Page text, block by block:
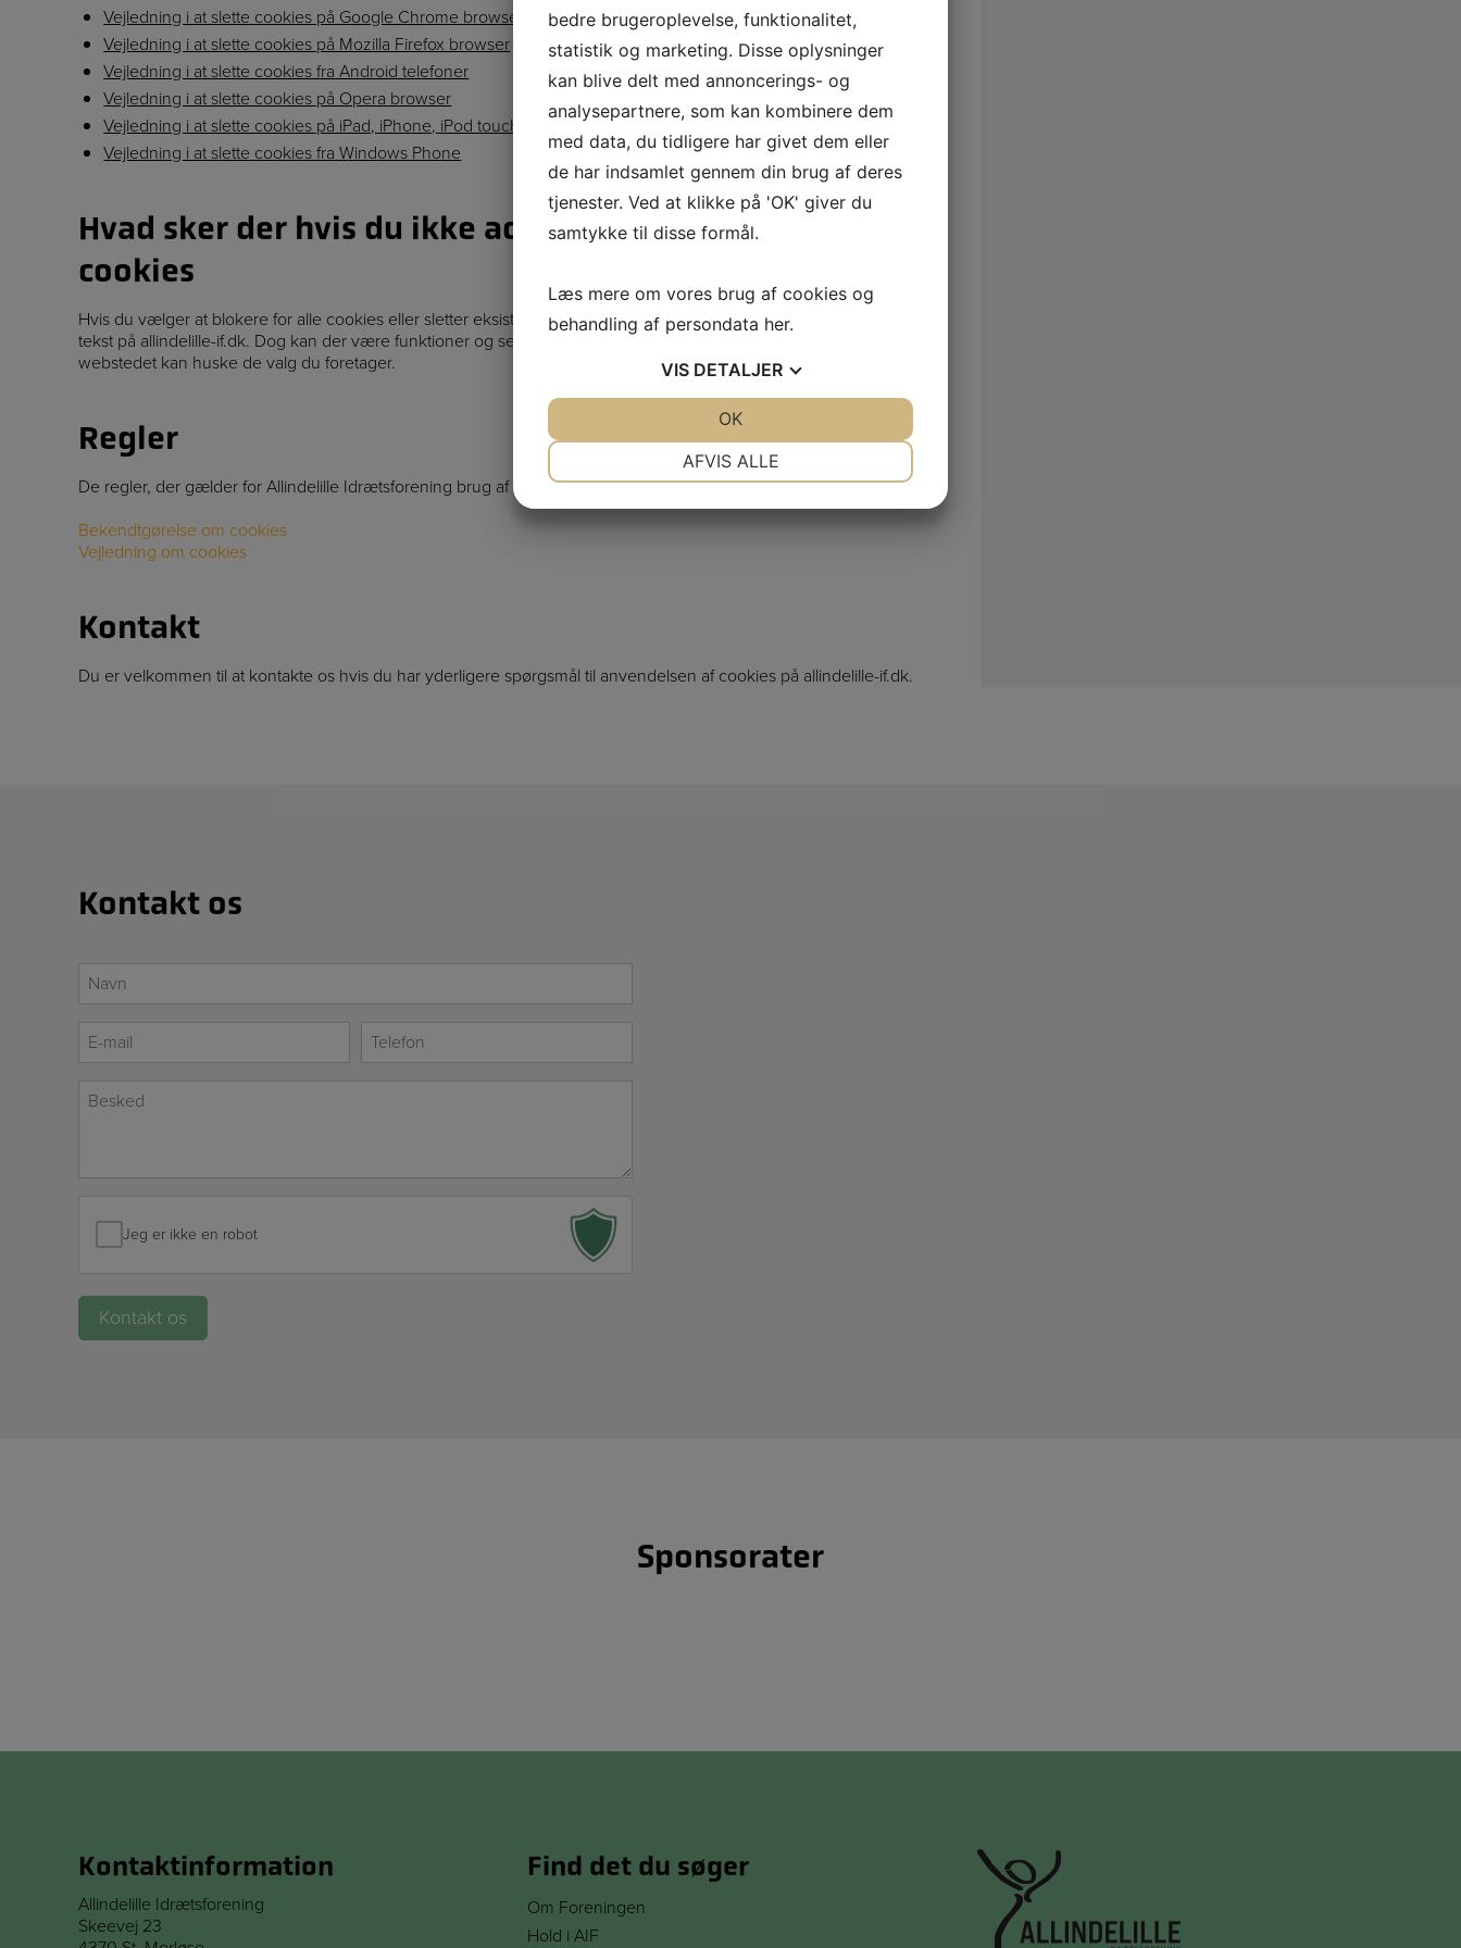
Vejledning i at slette cookies på Google Chrome browser
Vejledning i at slette cookies på Mozilla Firefox browser
Vejledning i at slette cookies fra Android telefoner
Vejledning i at slette cookies på Opera browser
Vejledning i at slette cookies på iPad, iPhone, iPod touch
Vejledning i at slette cookies fra Windows Phone
Hvad sker der hvis du ikke accepterer eller sletter
cookies
Hvis du vælger at blokere for alle cookies eller sletter eksisterende cookies på din computer, kan du stadig læse
tekst på allindelille-if.dk. Dog kan der være funktioner og services du ikke kan bruge, fordi de forudsætter, at
webstedet kan huske de valg du foretager.
Regler
De regler, der gælder for Allindelille Idrætsforening brug af cookies, findes nedenfor.
Bekendtgørelse om cookies
Vejledning om cookies
Kontakt
Du er velkommen til at kontakte os hvis du har yderligere spørgsmål til anvendelsen af cookies på allindelille-if.dk.
Kontakt os
Navn
E-
mail
Telefon
Besked
Jeg er ikke en robot
Sponsorater
Kontaktinformation
Allindelille Idrætsforening
Skeevej 23
Find det du søger
Om Foreningen
Hold i AIF
bedre brugeroplevelse, funktionalitet,
statistik og marketing. Disse oplysninger
kan blive delt med annoncerings- og
analysepartnere, som kan kombinere dem
med data, du tidligere har givet dem eller
de har indsamlet gennem din brug af deres
tjenester. Ved at klikke på 'OK' giver du
samtykke til disse formål.
Læs mere om vores brug af cookies og
behandling af persondata her.
VIS DETALJER
AFVIS ALLE
OK